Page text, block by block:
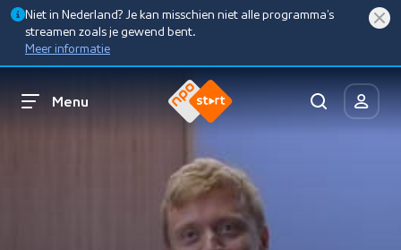
Niet in Nederland? Je kan misschien niet alle programma’s
streamen zoals je gewend bent.
Meer informatie
Menu